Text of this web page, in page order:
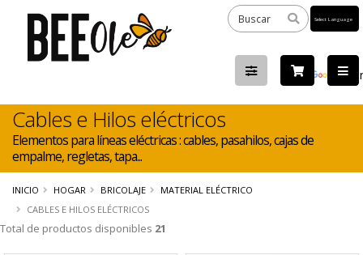
by
Cables e Hilos eléctricos
Elementos para líneas eléctricas : cables, pasahilos, cajas de
empalme, regletas, tapa...
INICIO HOGAR BRICOLAJE
MATERIAL ELÉCTRICO
CABLES E HILOS ELÉCTRICOS
Total de productos disponibles 21